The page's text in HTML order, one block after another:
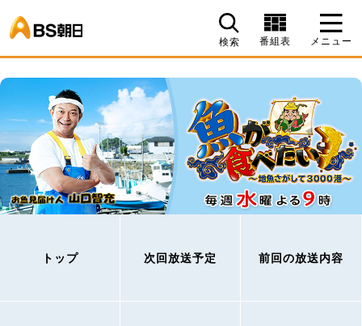
検索 番組表 メニュー
トップ 次回放送予定 前回の放送内容